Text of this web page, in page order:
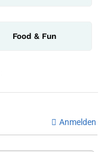
Food & Fun
Anmelden